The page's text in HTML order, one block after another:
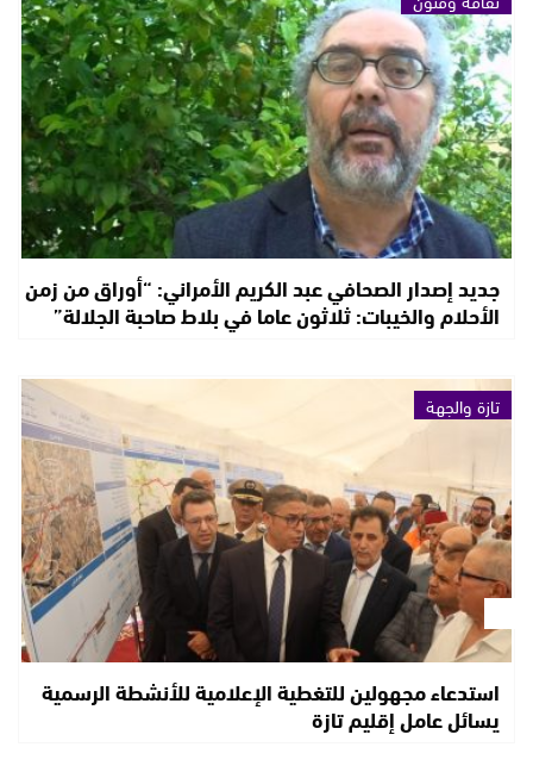
جديد إصدار الصحافي عبد الكريم الأمراني: “أوراق من زمن
الأحلام والخيبات: ثلاثون عاما في بلاط صاحبة الجلالة”
تازة والجهة
استدعاء مجهولين للتغطية الإعلامية للأنشطة الرسمية
يسائل عامل إقليم تازة